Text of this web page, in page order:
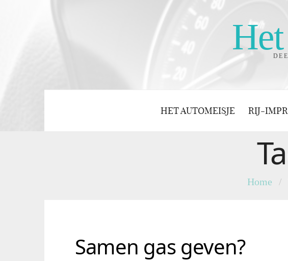
HET AUTOMEISJE RIJ-
Home /
Samen gas geven?